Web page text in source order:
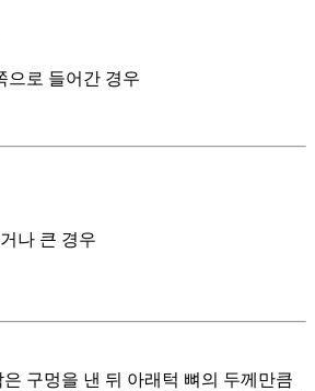
으로 들어간 경우
나 큰 경우
구멍을 낸 뒤 아래턱 뼈의 두께만큼